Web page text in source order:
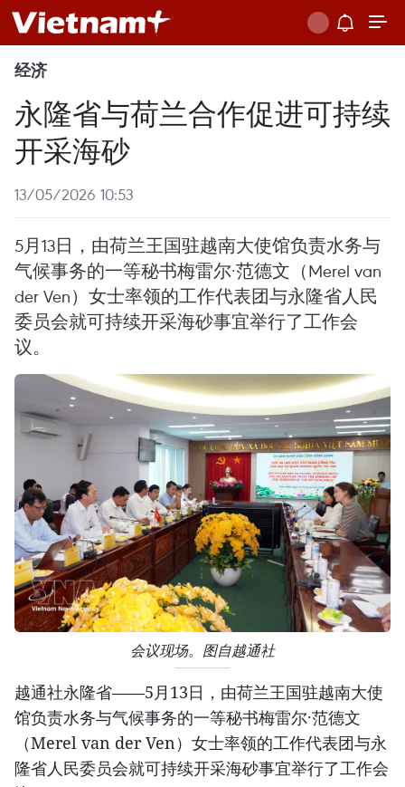
经济
永隆省与荷兰合作促进可持续
开采海砂
13/05/2026 10:53
5月13日，由荷兰王国驻越南大使馆负责水务与
气候事务的一等秘书梅雷尔·范德文（Merel van
der Ven）女士率领的工作代表团与永隆省人民
委员会就可持续开采海砂事宜举行了工作会
议。
会议现场。图自越通社
越通社永隆省——5月13日，由荷兰王国驻越南大使
馆负责水务与气候事务的一等秘书梅雷尔·范德文
（Merel van der Ven）女士率领的工作代表团与永
隆省人民委员会就可持续开采海砂事宜举行了工作会